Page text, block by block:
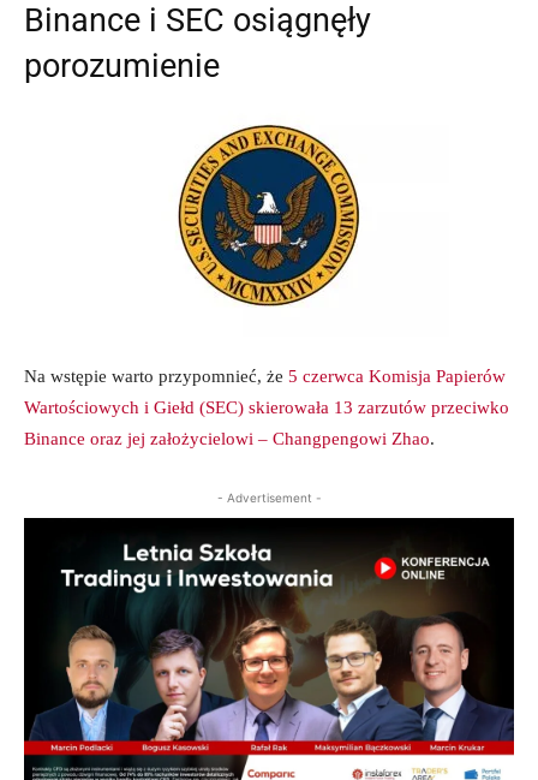
Binance i SEC osiągnęły
porozumienie
Na wstępie warto przypomnieć, że 5 czerwca Komisja Papierów
Wartościowych i Giełd (SEC) skierowała 13 zarzutów przeciwko
Binance oraz jej założycielowi – Changpengowi Zhao.
- Advertisement -